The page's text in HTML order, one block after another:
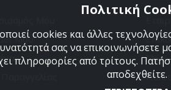
Μου
Όροι
Πολιτική
cookies και άλλες
σας να επικοινωνήσετε
πληροφορίες από τρίτους.
αποδεχθείτε.